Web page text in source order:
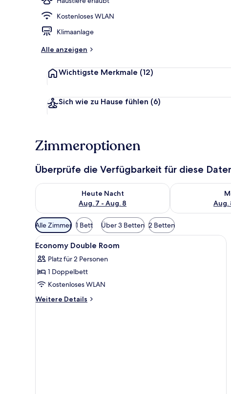
Kostenloses WLAN
Klimaanlage
Alle anzeigen
Wichtigste Merkmale (12)
Sich wie zu Hause fühlen (6)
Zimmeroptionen
Überprüfe die Verfügbarkeit für diese
Heute Nacht
Aug. 7 - Aug. 8
Überprüfe die Verfügbarkeit für heute Nacht, Aug. 7 -
Aug.
Überprüfe die
Verfügbare
Filter
für
Alle Zimmer 1 Bett Über 3 Betten 2 Betten
Alle
Fotos
für
Economy
Double
Room
Ein Schlafzimmer mit Bett,
7
Economy Double Room
Platz für 2 Personen
1 Doppelbett
Kostenloses WLAN
Weitere Details
Weitere